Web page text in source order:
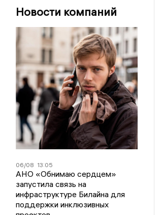
Новости компаний
06/08 13:05
АНО «Обнимаю сердцем»
запустила связь на
инфраструктуре Билайна для
поддержки инклюзивных